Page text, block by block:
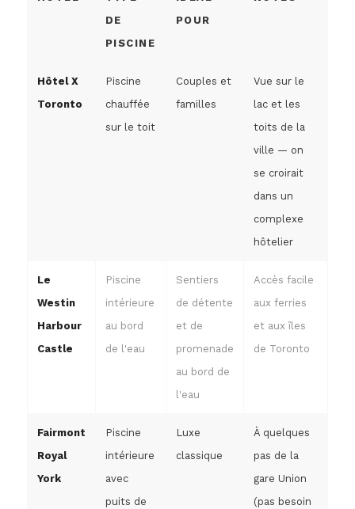
DE
PISCINE
POUR
Hôtel X
Toronto
Piscine
chauffée
sur le toit
Couples et
familles
Vue sur le
lac et les
toits de la
ville — on
se croirait
dans un
complexe
hôtelier
Le
Westin
Harbour
Castle
Piscine
intérieure
au bord
de l'eau
Sentiers
de détente
et de
promenade
au bord de
l'eau
Accès facile
aux ferries
et aux îles
de Toronto
Fairmont
Royal
York
Piscine
intérieure
avec
puits de
Luxe
classique
À quelques
pas de la
gare Union
(pas besoin